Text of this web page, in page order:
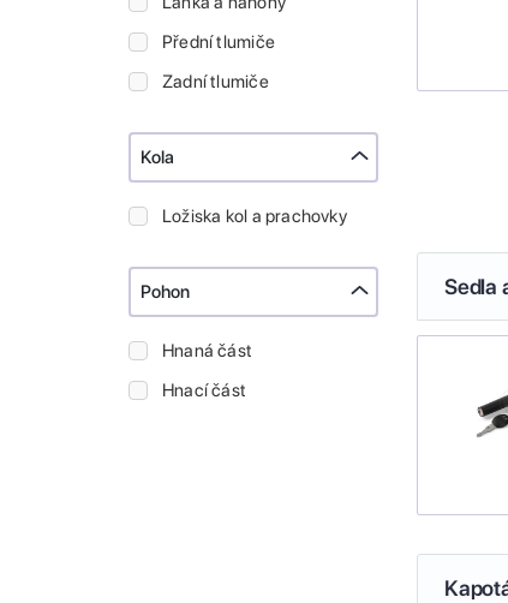
Přední tlumiče
Zadní tlumiče
Kola
Ložiska kol a prachovky
Pohon
Hnaná část
Hnací část
Sedla